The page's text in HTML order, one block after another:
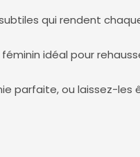
qui rendent
idéal pour
parfaite, ou laissez-les